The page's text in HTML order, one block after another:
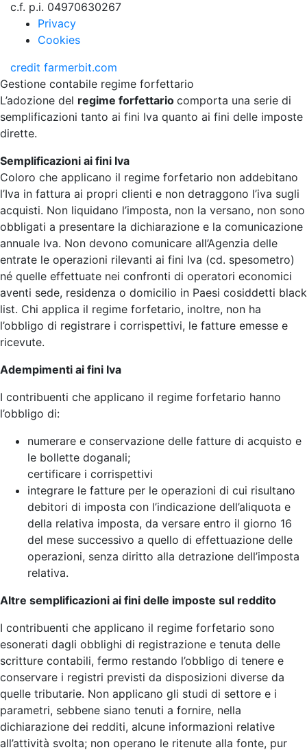
c.f. p.i. 04970630267
Privacy
Cookies
credit farmerbit.com
Gestione contabile regime forfettario
L’adozione del regime forfettario comporta una serie di
semplificazioni tanto ai fini Iva quanto ai fini delle imposte
dirette.
Semplificazioni ai fini Iva
Coloro che applicano il regime forfetario non addebitano
l’Iva in fattura ai propri clienti e non detraggono l’iva sugli
acquisti. Non liquidano l’imposta, non la versano, non sono
obbligati a presentare la dichiarazione e la comunicazione
annuale Iva. Non devono comunicare all’Agenzia delle
entrate le operazioni rilevanti ai fini Iva (cd. spesometro)
né quelle effettuate nei confronti di operatori economici
aventi sede, residenza o domicilio in Paesi cosiddetti black
list. Chi applica il regime forfetario, inoltre, non ha
l’obbligo di registrare i corrispettivi, le fatture emesse e
ricevute.
Adempimenti ai fini Iva
I contribuenti che applicano il regime forfetario hanno
l’obbligo di:
numerare e conservazione delle fatture di acquisto e
le bollette doganali;
certificare i corrispettivi
integrare le fatture per le operazioni di cui risultano
debitori di imposta con l’indicazione dell’aliquota e
della relativa imposta, da versare entro il giorno 16
del mese successivo a quello di effettuazione delle
operazioni, senza diritto alla detrazione dell’imposta
relativa.
Altre semplificazioni ai fini delle imposte sul reddito
I contribuenti che applicano il regime forfetario sono
esonerati dagli obblighi di registrazione e tenuta delle
scritture contabili, fermo restando l’obbligo di tenere e
conservare i registri previsti da disposizioni diverse da
quelle tributarie. Non applicano gli studi di settore e i
parametri, sebbene siano tenuti a fornire, nella
dichiarazione dei redditi, alcune informazioni relative
all’attività svolta; non operano le ritenute alla fonte, pur